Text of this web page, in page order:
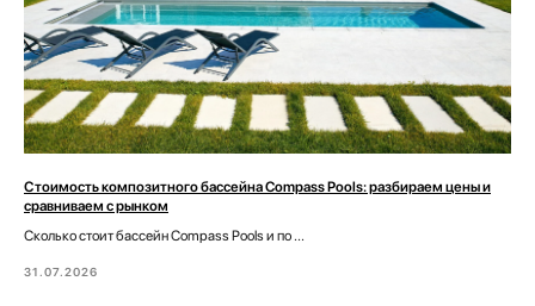
Стоимость композитного бассейна Compass Pools: разбираем цены и
сравниваем с рынком
Сколько стоит бассейн Compass Pools и по ...
31.07.2026